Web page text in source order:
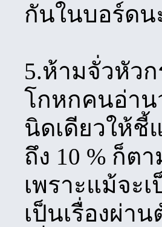
กันในบอร์ดน
5.ห้ามจั่วหัวก
โกหกคนอ่าน
นิดเดียวให้ชี้
ถึง 10 % ก็ต
เพราะแม้จะ
เป็นเรื่องผ่า